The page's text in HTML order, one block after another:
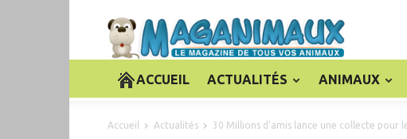
ACCUEIL ACTUALITÉS ANIMAUX
Accueil Actualités 30 Millions d’amis lance une collecte pour